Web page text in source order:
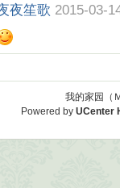
夜笙歌 2015-03-
我的家园（
Powered by UCenter